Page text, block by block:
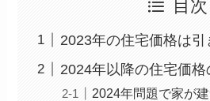
目次
2023年の住宅価格は
2024年以降の住宅価格
2024年問題で家が